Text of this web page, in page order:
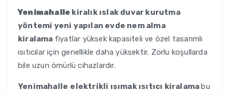
Yenimahalle kiralık ıslak duvar kurutma
yöntemi yeni yapılan evde nem alma
kiralama fiyatlar yüksek kapasiteli ve özel tasarımlı
ısıtıcılar için genellikle daha yüksektir. Zorlu koşullarda
bile uzun ömürlü cihazlardır.
Yenimahalle elektrikli ısımak ısıtıcı kiralamabu